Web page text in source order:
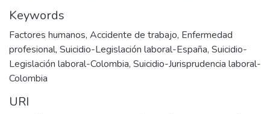
Keywords
Factores humanos, Accidente de trabajo, Enfermedad
profesional, Suicidio-Legislación laboral-España, Suicidio-
Legislación laboral-Colombia, Suicidio-Jurisprudencia laboral-
Colombia
URI